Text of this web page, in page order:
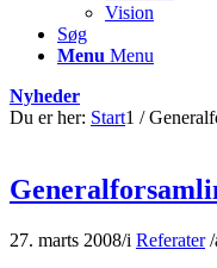
Vision
Søg
Menu Menu
Nyheder
Du er her: Start1 /
27. marts 2008/i Referater /